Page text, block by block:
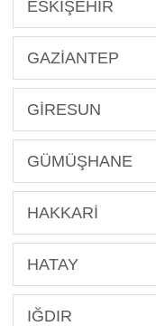
ESKİŞEHİR
GAZİANTEP
GİRESUN
GÜMÜŞHANE
HAKKARİ
HATAY
IĞDIR